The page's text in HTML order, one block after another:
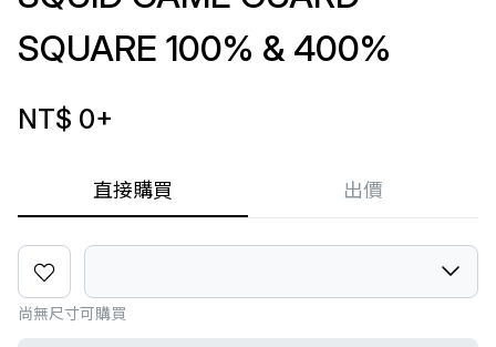
直接購買 出價
SQUARE 100% & 400%
NT$ 0+
尚無尺寸可購買